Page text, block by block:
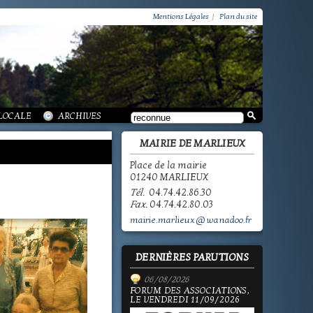
Mentions Légales | Plan du site
ARCHIVES
MAIRIE DE MARLIEUX
Place de la mairie
01240 MARLIEUX
Tél. 04.74.42.86.30
Fax. 04.74.42.80.03
mairie.marlieux@wanadoo.fr
DERNIÈRES PARUTIONS
06/08/2026
FORUM DES ASSOCIATIONS,
LE VENDREDI 11/09/2026
DE MARLIEUX
MARLIEUX
SCOLAIRE JEUNESSE / INFORMATIONS
SCOLAIRE JEUNESSE / ECOLE PUBLIQUE - INFORMATIONS
SCOLAIRE JEUNESSE / PÔLE ENFANCE
SCOLAIRE JEUNESSE / ECOLE PRIVÉE
VIE SOCIALE / ACTION SOCIALE
/ ECOLE PUBLIQUE - INFORMATIONS
/ LA VIE DES ASSOCIATIONS
/ VIE LOCALE